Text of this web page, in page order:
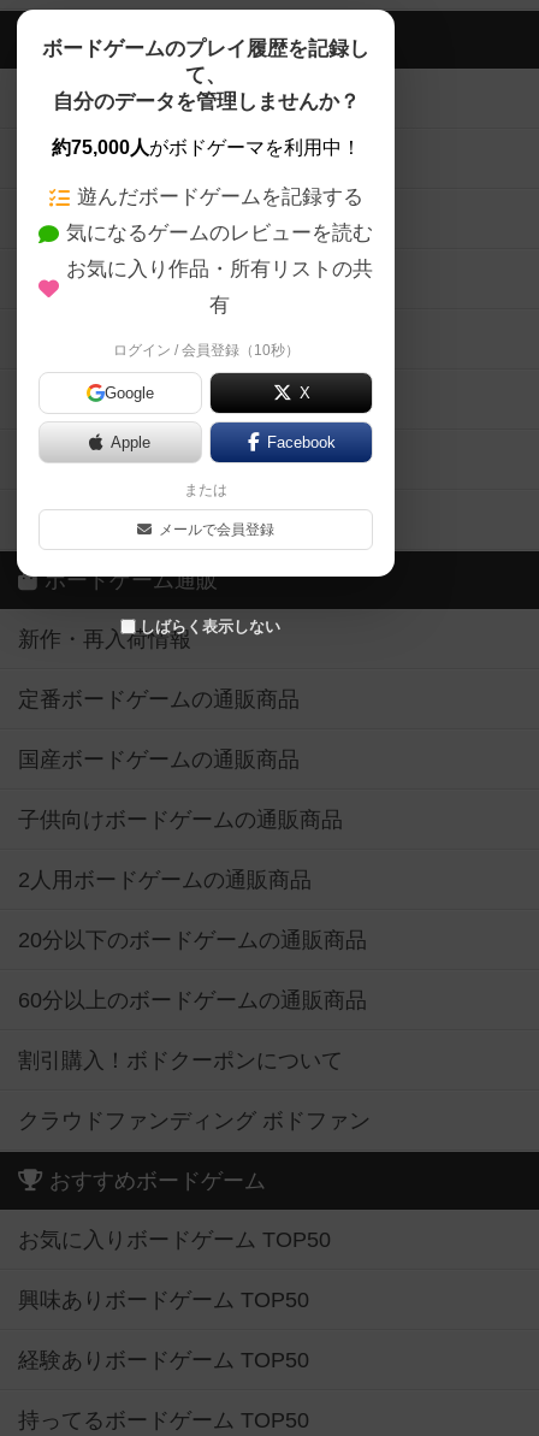
ボードゲームのプレイ履歴を記録し
て、
自分のデータを管理しませんか？
約75,000人がボドゲーマを利用中！
遊んだボードゲームを記録する
気になるゲームのレビューを読む
お気に入り作品・所有リストの共
有
ログイン / 会員登録（10秒）
Google X
Apple Facebook
または
メールで会員登録
しばらく表示しない
ボドゲーマTOP
ボードゲームを検索する
ボードゲームの新着レビュー
ボードゲーム会情報
メカニクス特集
掲示板・トピックス
ボドとも・会員一覧
ボードゲーム業界コラム
ボドゲーマご利用案内
ボードゲーム通販
新作・再入荷情報
定番ボードゲームの通販商品
国産ボードゲームの通販商品
子供向けボードゲームの通販商品
2人用ボードゲームの通販商品
20分以下のボードゲームの通販商品
60分以上のボードゲームの通販商品
割引購入！ボドクーポンについて
クラウドファンディング ボドファン
おすすめボードゲーム
お気に入りボードゲーム TOP50
興味ありボードゲーム TOP50
経験ありボードゲーム TOP50
持ってるボードゲーム TOP50